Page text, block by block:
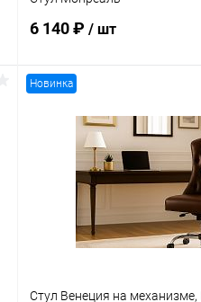
6 140 ₽ / шт
Купить в 1 клик
В избранное
Новинка
Стул Венеция на